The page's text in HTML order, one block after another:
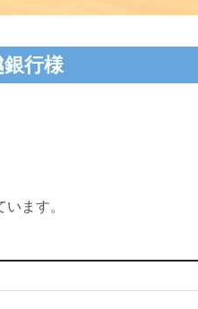
行様
ます。